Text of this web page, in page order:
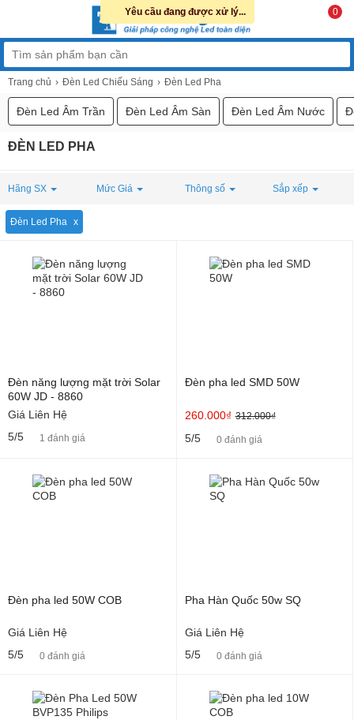
0
Trang chủ Đèn Led Chiếu Sáng Đèn Led Pha
Đèn Led Âm Trần Đèn Led Âm Sàn Đèn Led Âm Nước
ĐÈN LED PHA
Hãng SX Mức Giá Thông số Sắp xếp
Đèn Led Pha
Đèn năng lượng mặt trời Solar
60W JD - 8860
Giá Liên Hệ
5/5
1 đánh giá
Đèn pha led SMD 50W
260.000₫ 312.000₫
5/5 0 đánh giá
Đèn pha led 50W COB
Giá Liên Hệ
5/5
0 đánh giá
Pha Hàn Quốc 50w SQ
Giá Liên Hệ
5/5
0 đánh giá
Yêu cầu đang được xử lý...